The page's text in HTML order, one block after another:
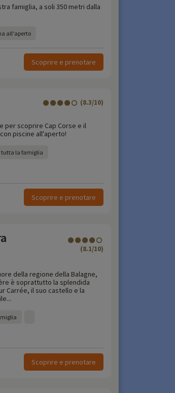
famiglia, a soli 350 metri dalla
all'aperto
Scoprire e prenotare
(8.3/10)
per scoprire Cap Corse e il
piscine all'aperto!
tutta la famiglia
Scoprire e prenotare
(8.1/10)
della regione della Balagne,
è soprattutto la splendida
Carrée, il suo castello e la
Scoprire e prenotare